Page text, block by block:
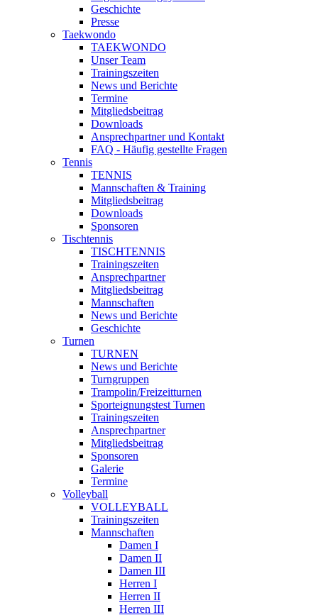
Geschichte
Presse
Taekwondo
TAEKWONDO
Unser Team
Trainingszeiten
News und Berichte
Termine
Mitgliedsbeitrag
Downloads
Ansprechpartner und Kontakt
FAQ - Häufig gestellte Fragen
Tennis
TENNIS
Mannschaften & Training
Mitgliedsbeitrag
Downloads
Sponsoren
Tischtennis
TISCHTENNIS
Trainingszeiten
Ansprechpartner
Mitgliedsbeitrag
Mannschaften
News und Berichte
Geschichte
Turnen
TURNEN
News und Berichte
Turngruppen
Trampolin/Freizeitturnen
Sporteignungstest Turnen
Trainingszeiten
Ansprechpartner
Mitgliedsbeitrag
Sponsoren
Galerie
Termine
Volleyball
VOLLEYBALL
Trainingszeiten
Mannschaften
Damen I
Damen II
Damen III
Herren I
Herren II
Herren III